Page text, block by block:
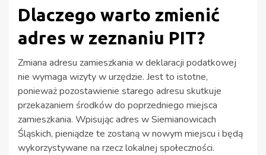
Dlaczego warto zmienić
adres w zeznaniu PIT?
Zmiana adresu zamieszkania w deklaracji podatkowej
nie wymaga wizyty w urzędzie. Jest to istotne,
ponieważ pozostawienie starego adresu skutkuje
przekazaniem środków do poprzedniego miejsca
zamieszkania. Wpisując adres w Siemianowicach
Śląskich, pieniądze te zostaną w nowym miejscu i będą
wykorzystywane na rzecz lokalnej społeczności.